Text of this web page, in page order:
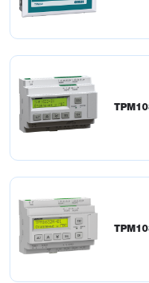
Быстрый ввод в
Поддержание
пользователем графику
Управление и
Оповещения об
RS-485. Готовые
Линейка контроллеров с
автоматического
ТРМ33 для бюджетных
расширенными